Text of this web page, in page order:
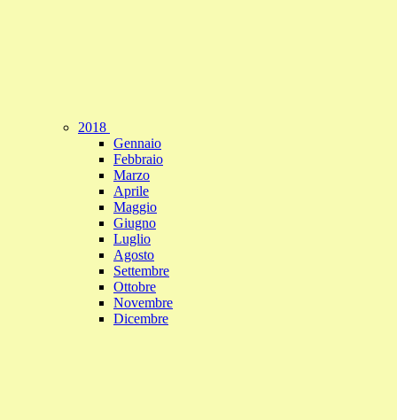
2018
Gennaio
Febbraio
Marzo
Aprile
Maggio
Giugno
Luglio
Agosto
Settembre
Ottobre
Novembre
Dicembre